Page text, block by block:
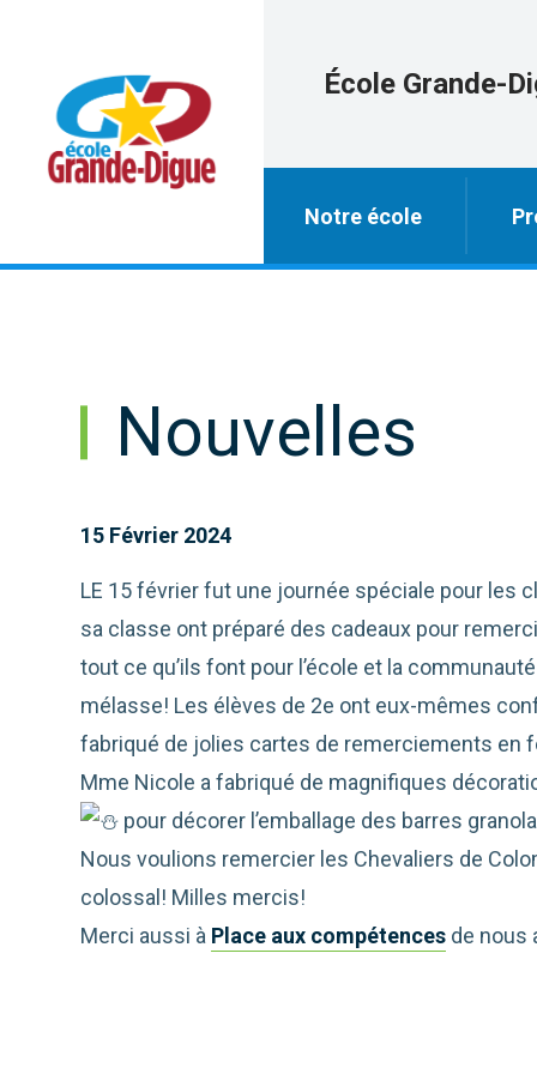
École Grande-
Notre école
Nouvelles
15 Février 2024
LE 15 février fut une journée spéciale pour les
sa classe ont préparé des cadeaux pour
tout ce qu’ils font pour l’école et la
mélasse! Les élèves de 2e ont eux-mêmes
fabriqué de jolies cartes de remerciements en
Mme Nicole a fabriqué de magnifiques
pour décorer l’emballage des barres
Nous voulions remercier les Chevaliers de
colossal! Milles mercis!
Merci aussi à Place aux compétences de nous